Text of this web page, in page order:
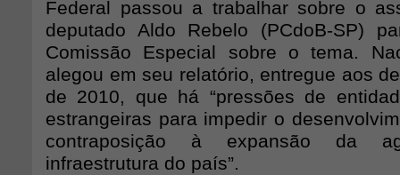
Federal passou a trabalhar sobre o
deputado Aldo Rebelo (PCdoB-SP)
Comissão Especial sobre o tema.
alegou em seu relatório, entregue aos
de 2010, que há “pressões de
estrangeiras para impedir o
contraposição à expansão da
infraestrutura do país”.